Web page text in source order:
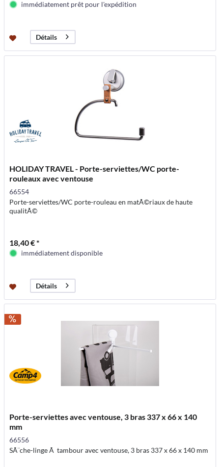
immédiatement prêt pour l'expédition
Détails
HOLIDAY TRAVEL - Porte-serviettes/WC porte-
rouleaux avec ventouse
66554
Porte-serviettes/WC porte-rouleau en matÃ©riaux de haute
qualitÃ©
18,40 € *
immédiatement disponible
Détails
Porte-serviettes avec ventouse, 3 bras 337 x 66 x 140
mm
66556
SÃ¨che-linge Ã tambour avec ventouse, 3 bras 337 x 66 x 140 mm